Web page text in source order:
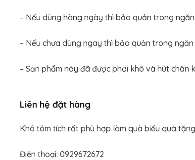
– Nếu dùng hàng ngày thì bảo quản trong
– Nếu chưa dùng ngay thì bảo quản trong
– Sản phẩm này đã được phơi khô và hút chân
Liên hệ đặt hàng
Khô tôm tích rất phù hợp làm quà biếu quà
Điện thoại: 0929672672